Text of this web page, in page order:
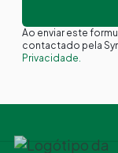
Ao enviar este
contactado pela
Privacidade.